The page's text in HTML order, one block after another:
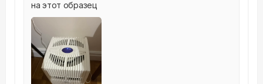
на этот образец